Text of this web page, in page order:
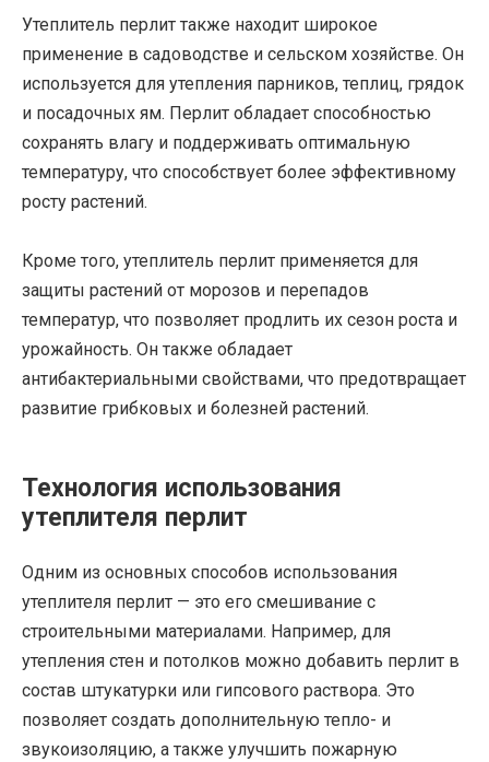
Утеплитель перлит также находит широкое
применение в садоводстве и сельском хозяйстве. Он
используется для утепления парников, теплиц, грядок
и посадочных ям. Перлит обладает способностью
сохранять влагу и поддерживать оптимальную
температуру, что способствует более эффективному
росту растений.
Кроме того, утеплитель перлит применяется для
защиты растений от морозов и перепадов
температур, что позволяет продлить их сезон роста и
урожайность. Он также обладает
антибактериальными свойствами, что предотвращает
развитие грибковых и болезней растений.
Технология использования
утеплителя перлит
Одним из основных способов использования
утеплителя перлит — это его смешивание с
строительными материалами. Например, для
утепления стен и потолков можно добавить перлит в
состав штукатурки или гипсового раствора. Это
позволяет создать дополнительную тепло- и
звукоизоляцию, а также улучшить пожарную